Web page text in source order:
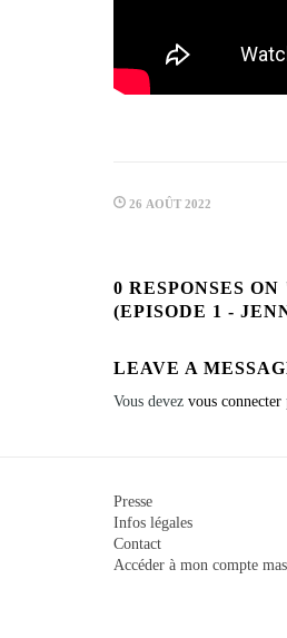
26 AOÛT 2022
0 RESPONSES
(EPISODE 1 -
LEAVE A
Vous devez vous connecter
Presse
Infos légales
Contact
Accéder à mon compte